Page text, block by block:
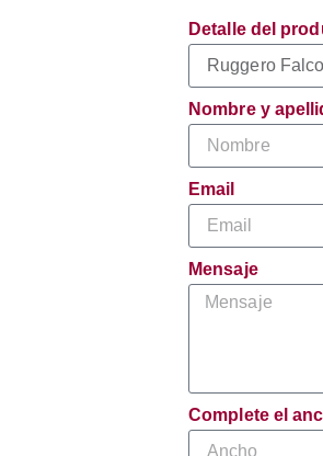
Detalle del
Nombre y
Email
Mensaje
Complete el